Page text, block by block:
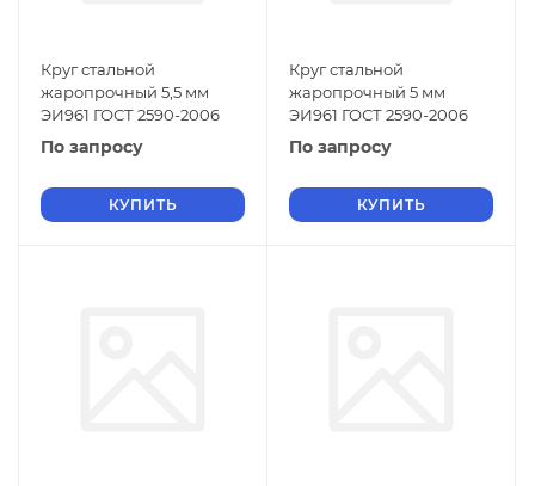
Круг стальной
жаропрочный 5,5 мм
ЭИ961 ГОСТ 2590-2006
По запросу
КУПИТЬ
Круг стальной
жаропрочный 5 мм
ЭИ961 ГОСТ 2590-2006
По запросу
КУПИТЬ